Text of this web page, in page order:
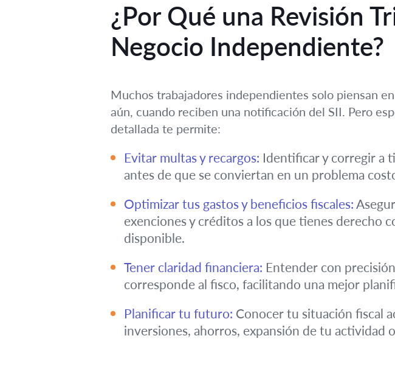
¿Por Qué una Revisión
Negocio Independiente?
Muchos trabajadores independientes solo piensan
aún, cuando reciben una notificación del SII. Pero
detallada te permite:
Evitar multas y recargos: Identificar y corregir a
antes de que se conviertan en un problema
Optimizar tus gastos y beneficios fiscales:
exenciones y créditos a los que tienes derecho
disponible.
Tener claridad financiera: Entender con
corresponde al fisco, facilitando una mejor
Planificar tu futuro: Conocer tu situación fiscal
inversiones, ahorros, expansión de tu actividad